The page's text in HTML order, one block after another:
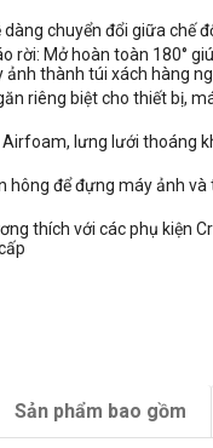
chuyển đổi giữa chế
rời: Mở hoàn toàn 180°
thành túi xách hàng
riêng biệt cho thiết bị,
lưng lưới thoáng
hông để đựng máy ảnh
thích với các phụ kiện
Sản phẩm bao gồm